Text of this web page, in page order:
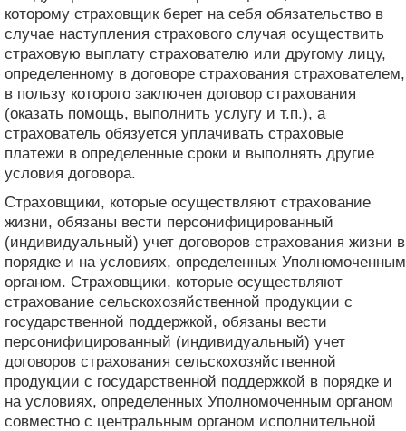
которому страховщик берет на себя обязательство в
случае наступления страхового случая осуществить
страховую выплату страхователю или другому лицу,
определенному в договоре страхования страхователем,
в пользу которого заключен договор страхования
(оказать помощь, выполнить услугу и т.п.), а
страхователь обязуется уплачивать страховые
платежи в определенные сроки и выполнять другие
условия договора.
Страховщики, которые осуществляют страхование
жизни, обязаны вести персонифицированный
(индивидуальный) учет договоров страхования жизни в
порядке и на условиях, определенных Уполномоченным
органом. Страховщики, которые осуществляют
страхование сельскохозяйственной продукции с
государственной поддержкой, обязаны вести
персонифицированный (индивидуальный) учет
договоров страхования сельскохозяйственной
продукции с государственной поддержкой в ​​порядке и
на условиях, определенных Уполномоченным органом
совместно с центральным органом исполнительной